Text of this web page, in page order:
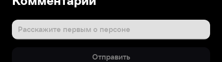
Расскажите первым о персоне
Отправить